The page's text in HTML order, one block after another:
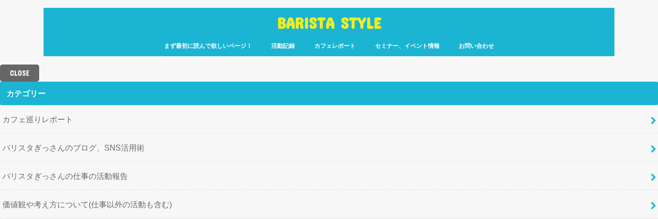
BARISTA STYLE
まず最初に読んで欲しいページ！ 活動記録 カフェレポート セミナー、イベント情報 お問い合わせ
CLOSE
カテゴリー
カフェ巡りレポート
バリスタぎっさんのブログ、SNS活用術
バリスタぎっさんの仕事の活動報告
価値観や考え方について(仕事以外の活動も含む)